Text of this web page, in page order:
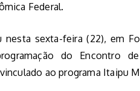
Federal.
sexta-feira (22), em
do Encontro
ao programa Itaipu